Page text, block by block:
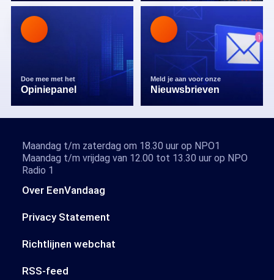
Doe mee met het
Opiniepanel
Meld je aan voor onze
Nieuwsbrieven
Over EenVandaag
Privacy Statement
Richtlijnen webchat
RSS-feed
Maandag t/m zaterdag om 18.30 uur op NPO1
Maandag t/m vrijdag van 12.00 tot 13.30 uur op NPO
Radio 1